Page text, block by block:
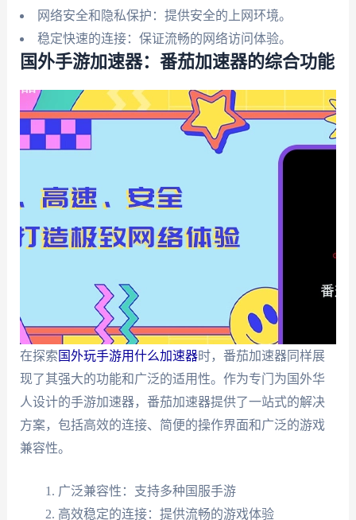
网络安全和隐私保护：提供安全的上网环境。
稳定快速的连接：保证流畅的网络访问体验。
国外手游加速器：番茄加速器的综合功能
在探索 国外玩手游用什么加速器时，番茄加速器同样展
现了其强大的功能和广泛的适用性。作为专门为国外华
人设计的手游加速器，番茄加速器提供了一站式的解决
方案，包括高效的连接、简便的操作界面和广泛的游戏
兼容性。
广泛兼容性：支持多种国服手游
高效稳定的连接：提供流畅的游戏体验